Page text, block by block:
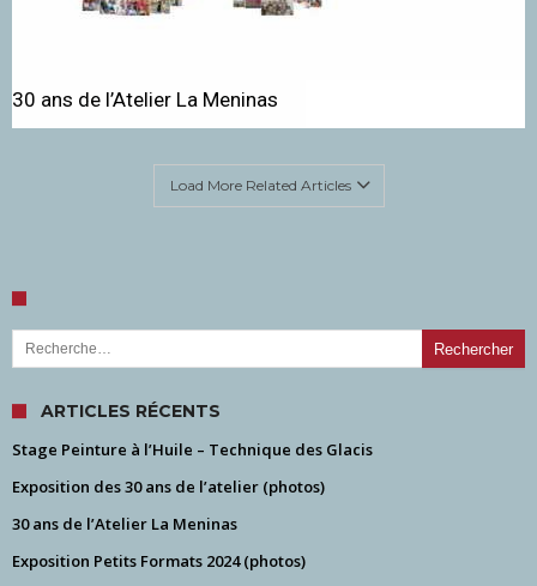
30 ans de l’Atelier La Meninas
Load More Related Articles
Rechercher :
ARTICLES RÉCENTS
Stage Peinture à l’Huile – Technique des Glacis
Exposition des 30 ans de l’atelier (photos)
30 ans de l’Atelier La Meninas
Exposition Petits Formats 2024 (photos)